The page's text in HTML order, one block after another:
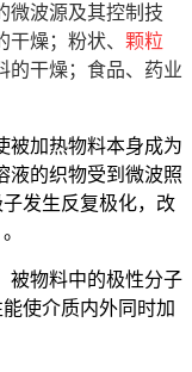
微波源及其控制技
燥；粉状、 颗粒
的干燥；食品、药业
加热物料本身成为
液的织物受到微波照
发生反复极化，改
。
被物料中的极性分子
使介质内外同时加